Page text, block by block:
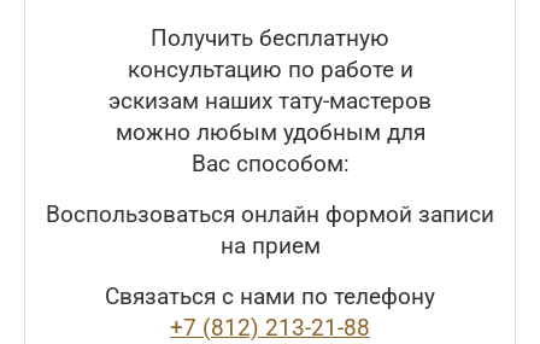
Получить бесплатную
консультацию по работе и
эскизам наших тату-мастеров
можно любым удобным для
Вас способом:
Воспользоваться онлайн формой записи
на прием
Связаться с нами по телефону
+7 (812) 213-21-88